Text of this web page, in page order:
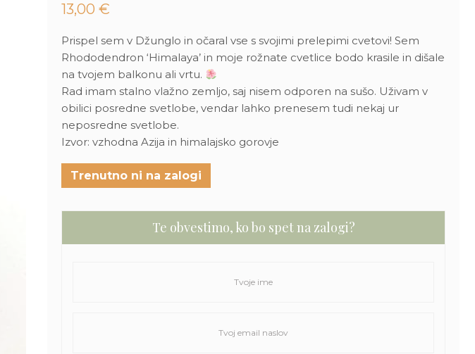
13,00 €
Prispel sem v Džunglo in očaral vse s svojimi prelepimi cvetovi! Sem
Rhododendron ‘Himalaya’ in moje rožnate cvetlice bodo krasile in dišale
na tvojem balkonu ali vrtu.
Rad imam stalno vlažno zemljo, saj nisem odporen na sušo. Uživam v
obilici posredne svetlobe, vendar lahko prenesem tudi nekaj ur
neposredne svetlobe.
Izvor: vzhodna Azija in himalajsko gorovje
Trenutno ni na zalogi
Te obvestimo, ko bo spet na zalogi?